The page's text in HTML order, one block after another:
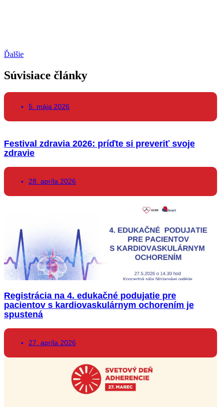
Ďalšie
Súvisiace články
5. mája 2026
Festival zdravia 2026: príďte si preveriť svoje
zdravie
28. apríla 2026
Registrácia na 4. edukačné podujatie pre
pacientov s kardiovaskulárnym ochorením je
spustená
27. apríla 2026